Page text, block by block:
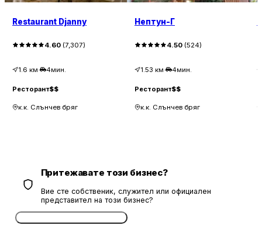
Restaurant Djanny
4.60 (7,307)
1.6 км· 4мин.
Ресторант$$
к.к. Слънчев бряг
Нептун-Г
4.50 (524)
1.53 км· 4мин.
Ресторант$$
к.к. Слънчев бряг
Притежавате този бизнес?
Вие сте собственик, служител или официален
представител на този бизнес?